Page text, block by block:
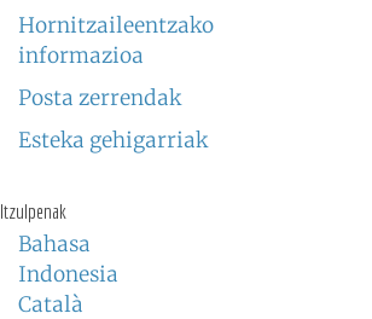
Hornitzaileentzako
informazioa
Posta zerrendak
Esteka gehigarriak
Itzulpenak
Bahasa
Indonesia
Català